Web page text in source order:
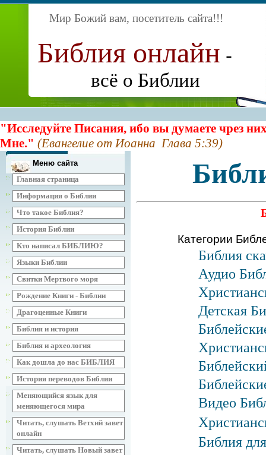
Мир Божий вам, посетитель сайта!!!
Библия онлайн -
всё о Библии
"Исследуйте Писания, ибо вы думаете чрез
Мне." (Евангелие от Иоанна Глава 5:39)
Меню сайта
Главная страница
Информация о Библии
Что такое Библия?
История Библии
Кто написал БИБЛИЮ?
Языки Библии
Свитки Мертвого моря
Рождение Книги - Библии
Драгоценные Книги
Библия и история
Библия и археология
Как дошла до нас БИБЛИЯ
История переводов Библии
Меняющийся язык для
меняющегося мира
Читать, слушать Ветхий завет
онлайн
Читать, слушать Новый завет
Категории
Библия
Аудио
Детская
Видео
Библия